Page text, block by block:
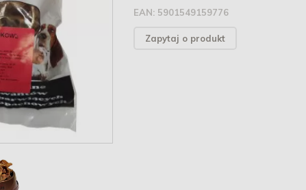
EAN: 5901549159776
Zapytaj o produkt